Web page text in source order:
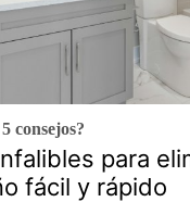
consejos?
para
fácil y rápido